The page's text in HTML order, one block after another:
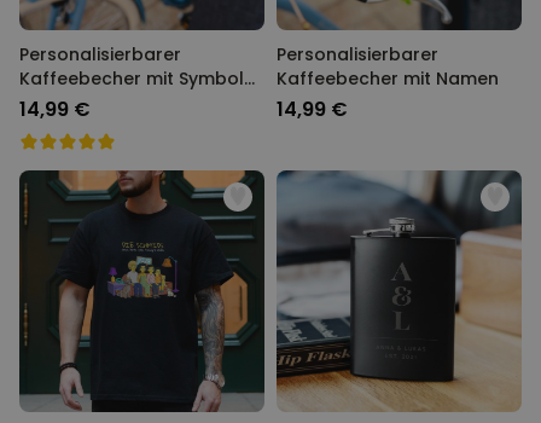
Personalisierbarer
Kaffeebecher mit Symbol
und Text
14,99 €
Personalisierbarer
Kaffeebecher mit Namen
14,99 €